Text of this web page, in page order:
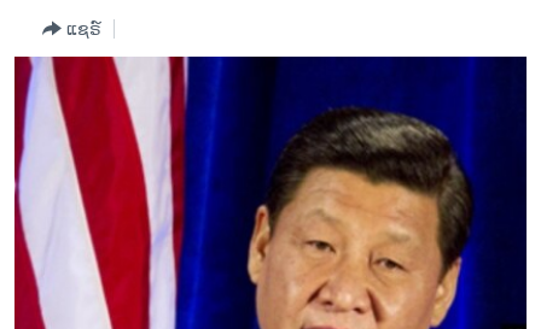
ອິດສະຫຼະພາບດ້ານການຂ່າວ
ຊີວິດຊາວລາວ
ຊຸມຊົນຊາວລາວ
ວິທະຍາສາດ-ເທັກໂນໂລຈີ
ທຸລະກິດ
ພາສາອັງກິດ
ວີດີໂອ
ແຊຣ໌